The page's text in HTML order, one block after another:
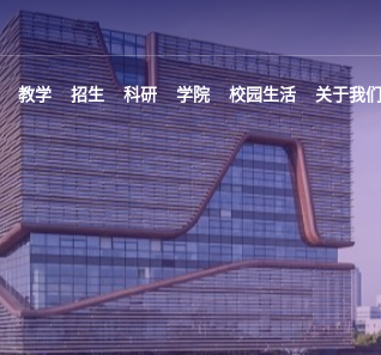
教学 招生 科研 学院 校园生活 关于我们